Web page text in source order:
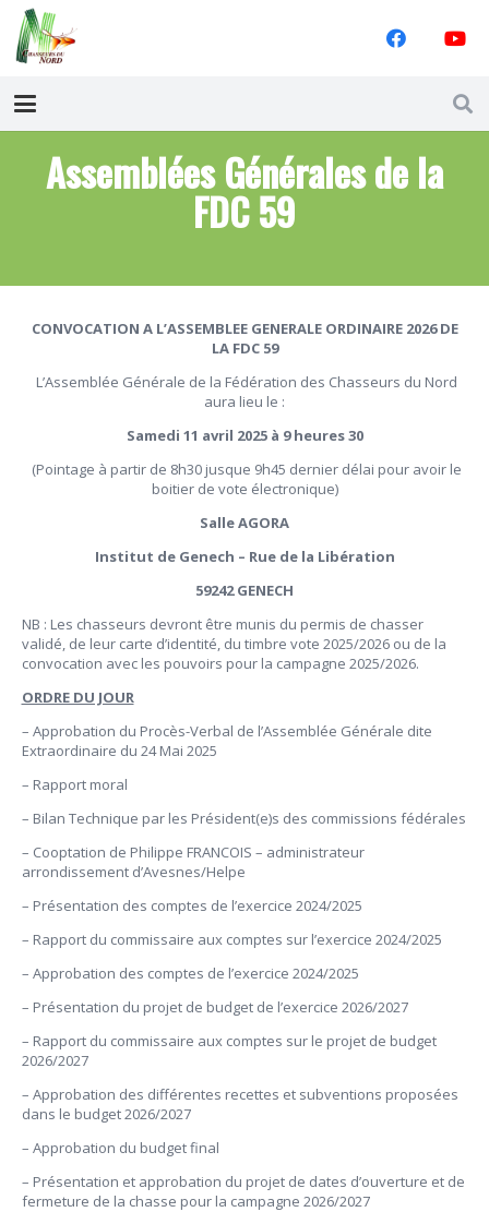
Assemblées Générales de la
FDC 59
CONVOCATION A L’ASSEMBLEE GENERALE ORDINAIRE 2026 DE
LA FDC 59
L’Assemblée Générale de la Fédération des Chasseurs du Nord
aura lieu le :
Samedi 11 avril 2025 à 9 heures 30
(Pointage à partir de 8h30 jusque 9h45 dernier délai pour avoir le
boitier de vote électronique)
Salle AGORA
Institut de Genech – Rue de la Libération
59242 GENECH
NB : Les chasseurs devront être munis du permis de chasser
validé, de leur carte d’identité, du timbre vote 2025/2026 ou de la
convocation avec les pouvoirs pour la campagne 2025/2026.
ORDRE DU JOUR
– Approbation du Procès-Verbal de l’Assemblée Générale dite
Extraordinaire du 24 Mai 2025
– Rapport moral
– Bilan Technique par les Président(e)s des commissions fédérales
– Cooptation de Philippe FRANCOIS – administrateur
arrondissement d’Avesnes/Helpe
– Présentation des comptes de l’exercice 2024/2025
– Rapport du commissaire aux comptes sur l’exercice 2024/2025
– Approbation des comptes de l’exercice 2024/2025
– Présentation du projet de budget de l’exercice 2026/2027
– Rapport du commissaire aux comptes sur le projet de budget
2026/2027
– Approbation des différentes recettes et subventions proposées
dans le budget 2026/2027
– Approbation du budget final
– Présentation et approbation du projet de dates d’ouverture et de
fermeture de la chasse pour la campagne 2026/2027